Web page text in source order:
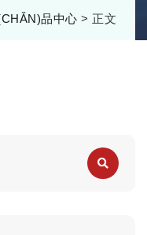
品中心 > 正文